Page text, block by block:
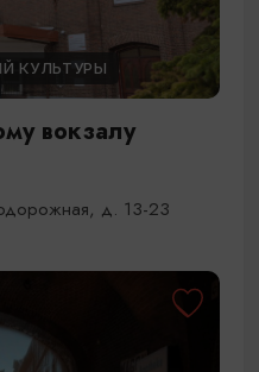
КУЛЬТУРЫ
вокзалу
д. 13-23